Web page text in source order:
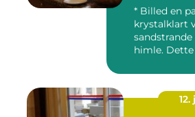
* Billed en
krystalklart
himle. Dette
12.